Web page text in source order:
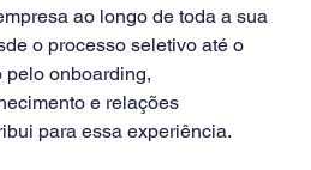
ao longo de toda a sua
o processo seletivo até o
pelo onboarding,
e relações
para essa experiência.